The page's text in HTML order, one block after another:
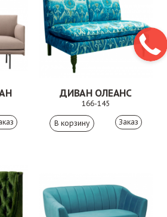
ДИВАН ОЛЕАНС
166-145
Заказ